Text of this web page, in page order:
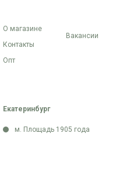
О магазине
Контакты
Опт
Вакансии
Екатеринбург
м. Площадь 1905 года